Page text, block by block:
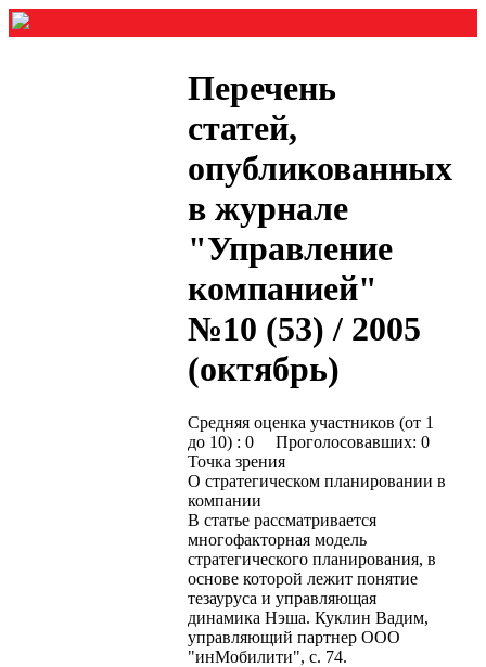
Перечень
статей,
опубликованных
в журнале
"Управление
компанией"
№10 (53) / 2005
(октябрь)
Средняя оценка участников (от 1
до 10) : 0 Проголосовавших: 0
Точка зрения
О стратегическом планировании в
компании
В статье рассматривается
многофакторная модель
стратегического планирования, в
основе которой лежит понятие
тезауруса и управляющая
динамика Нэша. Куклин Вадим,
управляющий партнер ООО
"инМобилити", с. 74.